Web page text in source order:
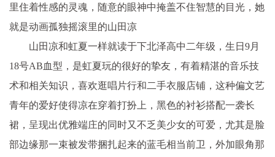
里住着性感的灵魂，随意的眼神中掩盖不住智慧的目光，她
就是动画孤独摇滚里的山田凉
山田凉和虹夏一样就读于下北泽高中二年级，生日9月
18号AB血型，是虹夏玩的很好的挚友，有着精湛的音乐技
术和相关知识，喜欢逛唱片行和二手衣服店铺，这种偏文艺
青年的爱好使得凉在穿着打扮上，黑色的衬衫搭配一袭长
裙，呈现出优雅端庄的同时又不乏美少女的可爱，尤其是脸
部边缘那一束被发带捆扎起来的蓝毛相当前卫，外加眼角那